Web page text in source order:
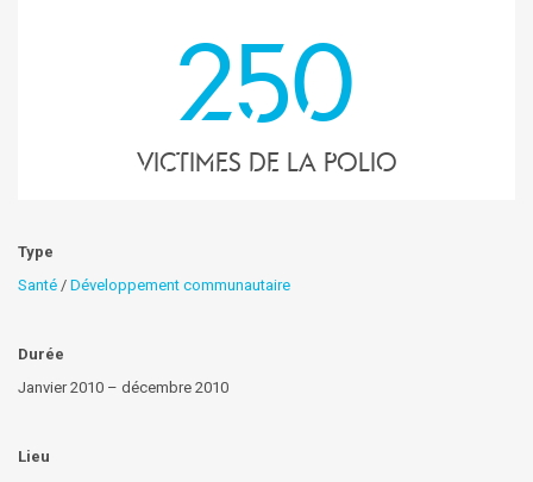
250
victimes de la polio
Type
Santé / Développement communautaire
Durée
Janvier 2010 – décembre 2010
Lieu